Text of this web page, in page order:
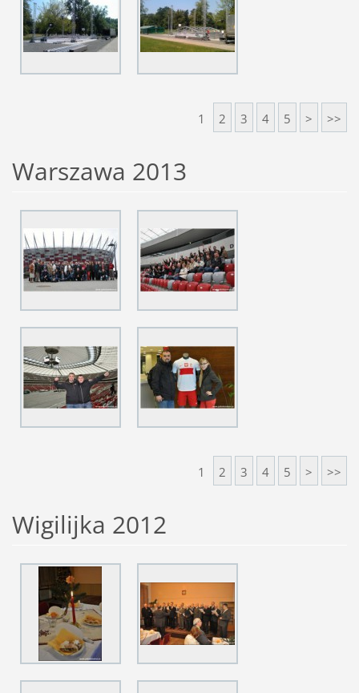
1 2 3 4 5 > >>
Warszawa 2013
1 2 3 4 5 > >>
Wigilijka 2012